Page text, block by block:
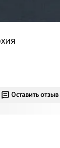
Оставить отзыв